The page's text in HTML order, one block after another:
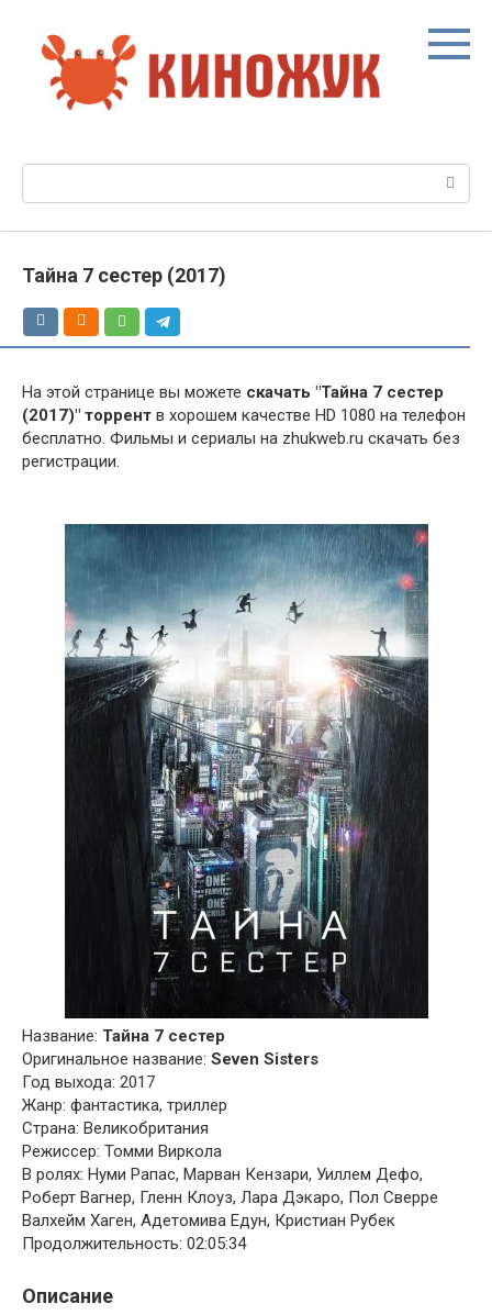
контенту
Тайна 7 сестер (2017)
На этой странице вы можете скачать "Тайна 7 сестер
(2017)" торрент в хорошем качестве HD 1080 на телефон
бесплатно. Фильмы и сериалы на zhukweb.ru скачать без
регистрации.
Название: Тайна 7 сестер
Оригинальное название: Seven Sisters
Год выхода: 2017
Жанр: фантастика, триллер
Страна: Великобритания
Режиссер: Томми Виркола
В ролях: Нуми Рапас, Марван Кензари, Уиллем Дефо,
Роберт Вагнер, Гленн Клоуз, Лара Дэкаро, Пол Сверре
Валхейм Хаген, Адетомива Едун, Кристиан Рубек
Продолжительность: 02:05:34
Описание